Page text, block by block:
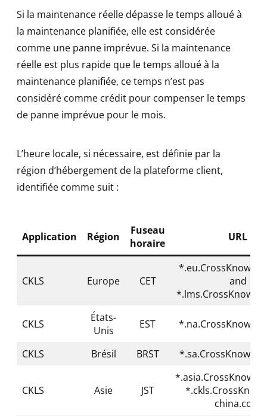
Si la maintenance réelle dépasse le temps alloué à
la maintenance planifiée, elle est considérée
comme une panne imprévue. Si la maintenance
réelle est plus rapide que le temps alloué à la
maintenance planifiée, ce temps n’est pas
considéré comme crédit pour compenser le temps
de panne imprévue pour le mois.
L’heure locale, si nécessaire, est définie par la
région d’hébergement de la plateforme client,
identifiée comme suit :
Application Région
Fuseau
horaire
URL
CKLS Europe CET
and
CKLS
États-
Unis
EST
CKLS Brésil BRST
CKLS Asie JST
china.com